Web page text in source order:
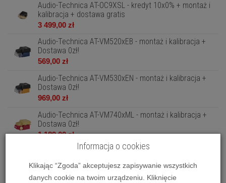
Audio-Technica AT-OC9XSL - kredyt 10x0% + montaż i
kalibracja + dostawa gratis
3 499,00 zł
Audio-Technica AT-VM520xEB - montaż i kalibracja +
Dostawa 0zł!
569,00 zł
Audio-Technica AT-VM530xEN - montaż i kalibracja +
Dostawa 0zł!
969,00 zł
Audio-Technica AT-VM740xML - montaż i kalibracja +
Dostawa 0zł!
1 189,00 zł
Audio-Technica AT-VM740xML/H - Raty 10x0% lub
specjalna oferta! - Montaż i kalib...
1 499,00 zł
Informacja o cookies
Klikając “Zgoda” akceptujesz zapisywanie wszystkich
danych cookie na twoim urządzeniu. Kliknięcie